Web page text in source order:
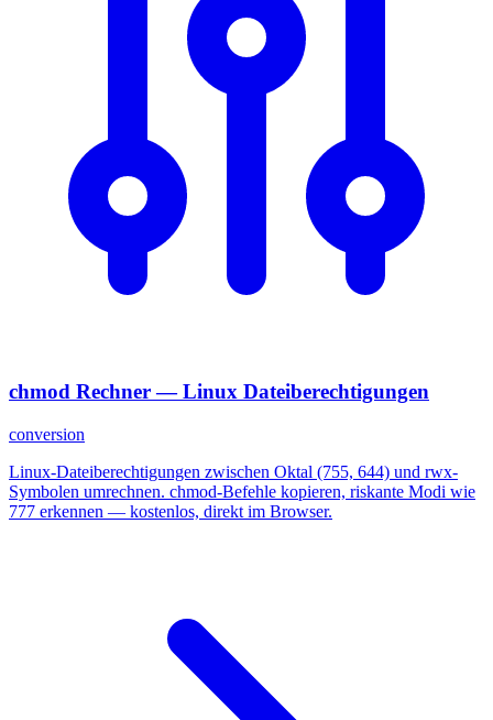
chmod Rechner — Linux Dateiberechtigungen
conversion
Linux-Dateiberechtigungen zwischen Oktal (755, 644) und rwx-
Symbolen umrechnen. chmod-Befehle kopieren, riskante Modi wie
777 erkennen — kostenlos, direkt im Browser.